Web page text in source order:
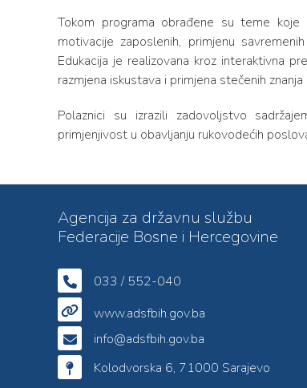
Tokom programa obrađene su teme koje
motivacije zaposlenih, primjenu
Edukacija je realizovana kroz interaktivna
razmjena iskustava i primjena stečenih
Polaznici su izrazili zadovoljstvo
primjenjivost u obavljanju rukovodećih
Agencija za državnu službu
Federacije Bosne i Hercegovine
033 / 552-040
www.adsfbih.gov.ba
info@adsfbih.gov.ba
Kolodvorska 6, 71000 Sarajevo